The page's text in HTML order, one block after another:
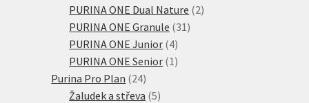
produktů
PURINA ONE Dual Nature 22
PURINA ONE Granule 31 31
PURINA ONE Junior 44
produkty
PURINA ONE Senior 1 1
Purina Pro Plan 2424
produktů
Žaludek a střeva 55